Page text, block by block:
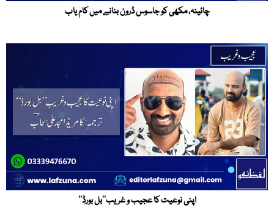
چائینہ، مکھی کو جاسوس ڈرون بنانے میں کام یاب
اپنی نوعیت کا عجیب و غریب’’بل بورڈ‘‘